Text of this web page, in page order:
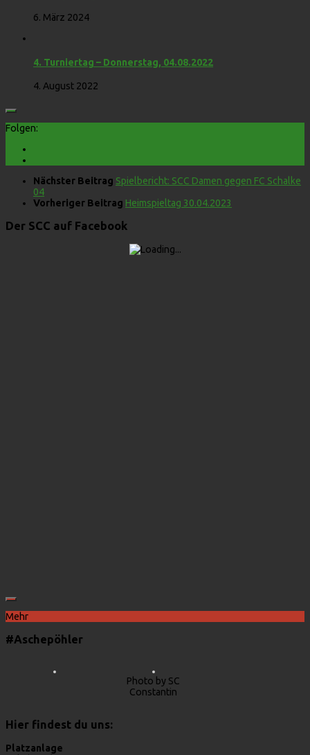
6. März 2024
4. Turniertag – Donnerstag, 04.08.2022
4. August 2022
Folgen:
Nächster Beitrag Spielbericht: SCC Damen gegen FC Schalke
04
Vorheriger Beitrag Heimspieltag 30.04.2023
Der SCC auf Facebook
Mehr
#Aschepöhler
Photo by SC
Constantin
Hier findest du uns:
Platzanlage